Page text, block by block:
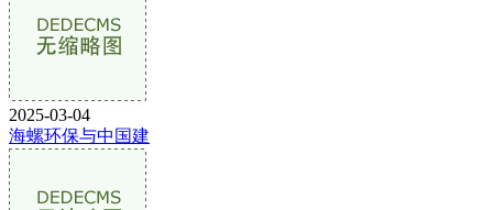
2025-03-04
海螺环保与中国建